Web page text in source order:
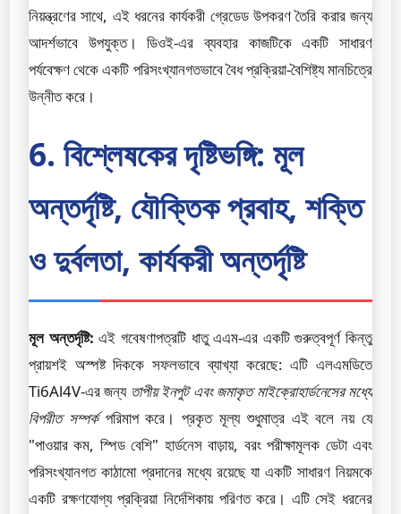
নিয়ন্ত্রণের সাথে, এই ধরনের কার্যকরী গ্রেডেড উপকরণ তৈরি করার জন্য
আদর্শভাবে উপযুক্ত। ডিওই-এর ব্যবহার কাজটিকে একটি সাধারণ
পর্যবেক্ষণ থেকে একটি পরিসংখ্যানগতভাবে বৈধ প্রক্রিয়া-বৈশিষ্ট্য মানচিত্রে
উন্নীত করে।
6. বিশ্লেষকের দৃষ্টিভঙ্গি: মূল
অন্তর্দৃষ্টি, যৌক্তিক প্রবাহ, শক্তি
ও দুর্বলতা, কার্যকরী অন্তর্দৃষ্টি
মূল অন্তর্দৃষ্টি: এই গবেষণাপত্রটি ধাতু এএম-এর একটি গুরুত্বপূর্ণ কিন্তু
প্রায়শই অস্পষ্ট দিককে সফলভাবে ব্যাখ্যা করেছে: এটি এলএমডিতে
Ti6Al4V-এর জন্য তাপীয় ইনপুট এবং জমাকৃত মাইক্রোহার্ডনেসের মধ্যে
বিপরীত সম্পর্কপরিমাপ করে। প্রকৃত মূল্য শুধুমাত্র এই বলে নয় যে
"পাওয়ার কম, স্পিড বেশি" হার্ডনেস বাড়ায়, বরং পরীক্ষামূলক ডেটা এবং
পরিসংখ্যানগত কাঠামো প্রদানের মধ্যে রয়েছে যা একটি সাধারণ নিয়মকে
একটি রক্ষণযোগ্য প্রক্রিয়া নির্দেশিকায় পরিণত করে। এটি সেই ধরনের